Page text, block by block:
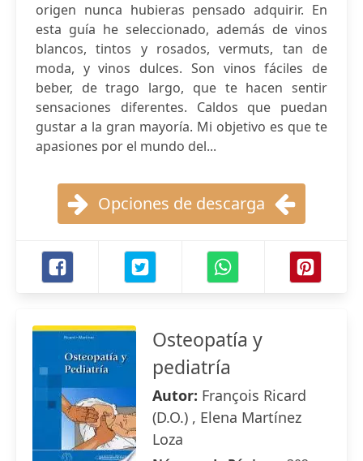
origen nunca hubieras pensado adquirir. En
esta guía he seleccionado, además de vinos
blancos, tintos y rosados, vermuts, tan de
moda, y vinos dulces. Son vinos fáciles de
beber, de trago largo, que te hacen sentir
sensaciones diferentes. Caldos que puedan
gustar a la gran mayoría. Mi objetivo es que te
apasiones por el mundo del...
Opciones de descarga
Osteopatía y
pediatría
Autor: François Ricard
(D.O.) , Elena Martínez
Loza